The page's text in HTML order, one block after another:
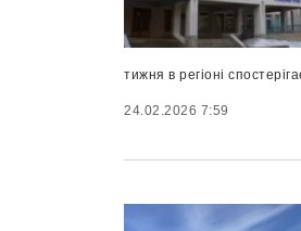
тижня в регіоні
24.02.2026 7:59